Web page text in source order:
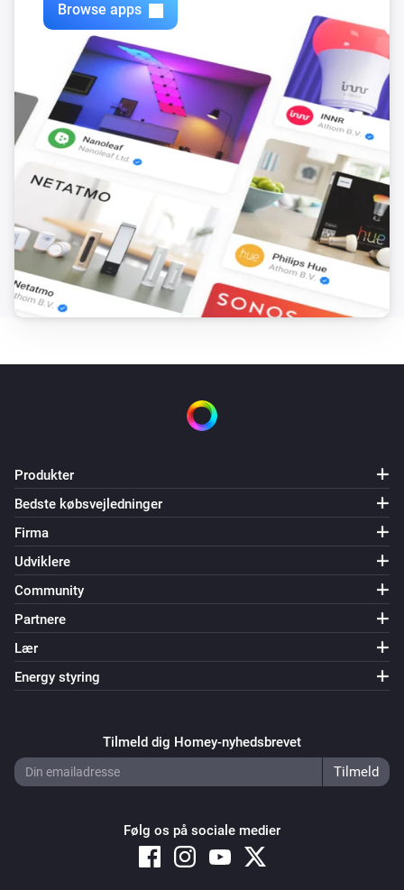
Browse apps
Produkter
Bedste købsvejledninger
Firma
Udviklere
Community
Partnere
Lær
Energy styring
Tilmeld dig Homey-nyhedsbrevet
Følg os på sociale medier